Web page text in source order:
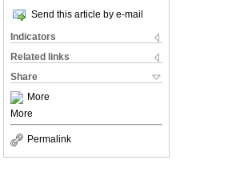
Send this article by e-mail
Indicators
Related links
Share
More
More
Permalink